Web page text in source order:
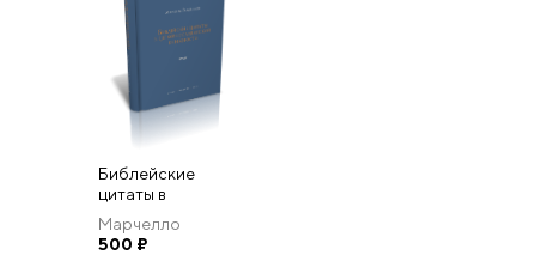
Библейские
цитаты в
церковнославянской
книжности
Марчелло
Гардзанити
500 ₽